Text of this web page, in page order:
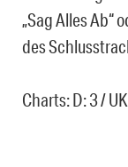
„Sag Alles Ab“
des
Charts: D: 3 /